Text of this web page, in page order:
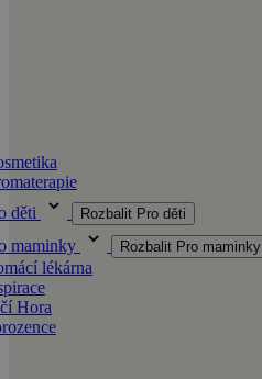
děti
Rozbalit Pro děti
maminky Rozbalit Pro maminky
lékárna
Hora